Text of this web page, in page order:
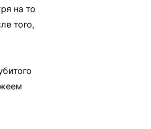
на то
того,